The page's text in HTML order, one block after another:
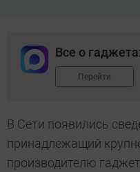
Все о
Перейти
В Сети появились
принадлежащий
производителю